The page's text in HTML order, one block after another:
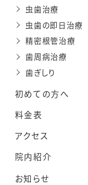
虫歯治療
虫歯の即日治療
精密根管治療
歯周病治療
歯ぎしり
初めての方へ
料金表
アクセス
院内紹介
お知らせ